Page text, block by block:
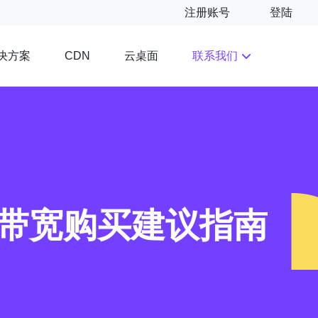
注册账号 登陆
方案 CDN 云桌面 联系我们
宽购买建议指南